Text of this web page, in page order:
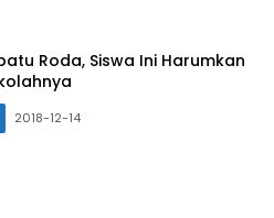
Roda, Siswa Ini Harumkan
2018-12-14